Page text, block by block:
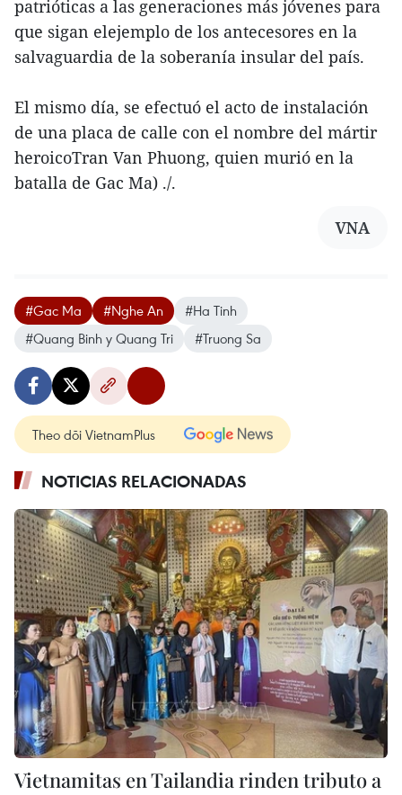
patrióticas a las generaciones más jóvenes para
que sigan elejemplo de los antecesores en la
salvaguardia de la soberanía insular del país.
El mismo día, se efectuó el acto de instalación
de una placa de calle con el nombre del mártir
heroicoTran Van Phuong, quien murió en la
batalla de Gac Ma) ./.
VNA
#Gac Ma #Nghe An
#Ha Tinh
#Quang Binh y Quang Tri
#Truong Sa
Theo dõi VietnamPlus
NOTICIAS RELACIONADAS
Vietnamitas en Tailandia rinden tributo a